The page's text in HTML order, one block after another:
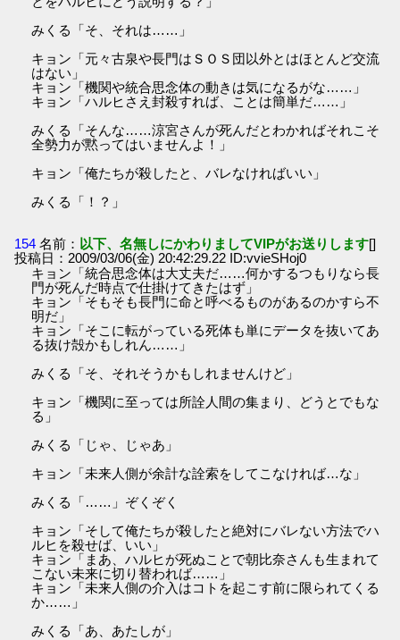
みくる「そ、それは……」
キョン「元々古泉や長門はＳＯＳ団以外とはほとんど交流
はない」
キョン「機関や統合思念体の動きは気になるがな……」
キョン「ハルヒさえ封殺すれば、ことは簡単だ……」
みくる「そんな……涼宮さんが死んだとわかればそれこそ
全勢力が黙ってはいませんよ！」
キョン「俺たちが殺したと、バレなければいい」
みくる「！？」
154 名前： 以下、名無しにかわりましてVIPがお送りします[]
投稿日：2009/03/06(金) 20:42:29.22 ID:vvieSHoj0
キョン「統合思念体は大丈夫だ……何かするつもりなら長
門が死んだ時点で仕掛けてきたはず」
キョン「そもそも長門に命と呼べるものがあるのかすら不
明だ」
キョン「そこに転がっている死体も単にデータを抜いてあ
る抜け殻かもしれん……」
みくる「そ、それそうかもしれませんけど」
キョン「機関に至っては所詮人間の集まり、どうとでもな
る」
みくる「じゃ、じゃあ」
キョン「未来人側が余計な詮索をしてこなければ…な」
みくる「……」ぞくぞく
キョン「そして俺たちが殺したと絶対にバレない方法でハ
ルヒを殺せば、いい」
キョン「まあ、ハルヒが死ぬことで朝比奈さんも生まれて
こない未来に切り替われば……」
キョン「未来人側の介入はコトを起こす前に限られてくる
か……」
みくる「あ、あたしが」